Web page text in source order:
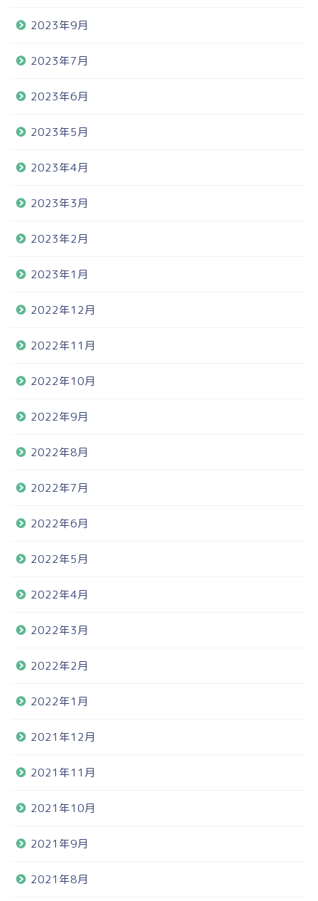
2023年9月
2023年7月
2023年6月
2023年5月
2023年4月
2023年3月
2023年2月
2023年1月
2022年12月
2022年11月
2022年10月
2022年9月
2022年8月
2022年7月
2022年6月
2022年5月
2022年4月
2022年3月
2022年2月
2022年1月
2021年12月
2021年11月
2021年10月
2021年9月
2021年8月